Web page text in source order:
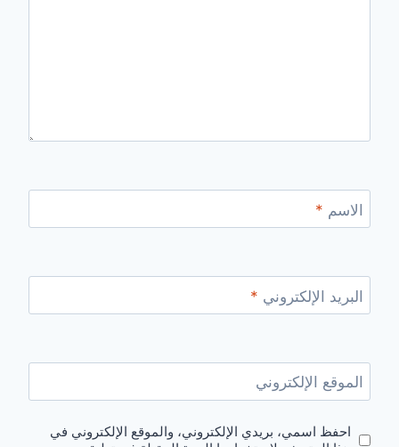
الاسم *
البريد الإلكتروني *
الموقع الإلكتروني
احفظ اسمي، بريدي الإلكتروني، والموقع الإلكتروني في